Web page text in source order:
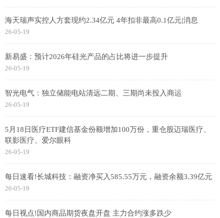
海天瑞声实控人方套现约2.34亿元 4年扣非最高0.1亿元|消息
26-05-19
新易盛：预计2026年硅光产品的占比将进一步提升
26-05-19
智光电气：独立储能电站清远二期、三期尚未投入商运
26-05-19
5月18日医疗ETF建信基金份额增加100万份，重仓股迈瑞医疗、
联影医疗、爱尔眼科
26-05-19
每日速看!长城科技：融资净买入585.55万元，融资余额3.39亿元
26-05-19
每日视点!国内商品期货夜盘开盘 主力合约涨多跌少